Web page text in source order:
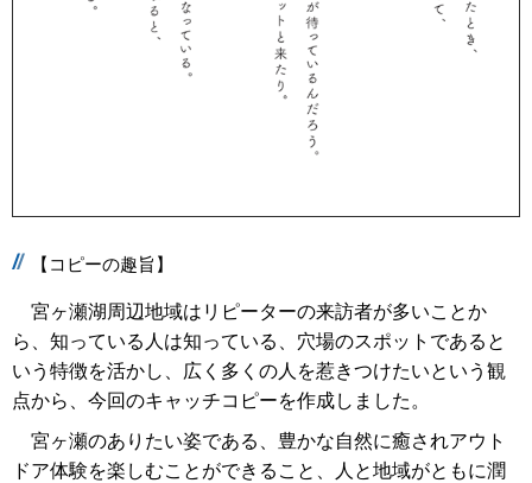
【コピーの趣旨】
宮ヶ瀬湖周辺地域はリピーターの来訪者が多いことか
ら、知っている人は知っている、穴場のスポットであると
いう特徴を活かし、広く多くの人を惹きつけたいという観
点から、今回のキャッチコピーを作成しました。
宮ヶ瀬のありたい姿である、豊かな自然に癒されアウト
ドア体験を楽しむことができること、人と地域がともに潤